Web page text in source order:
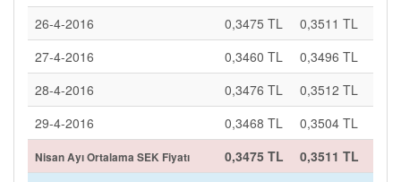
26-4-2016
0,3475 TL
0,3511 TL
27-4-2016
0,3460 TL
0,3496 TL
28-4-2016
0,3476 TL
0,3512 TL
29-4-2016
0,3468 TL 0,3504 TL
Nisan Ayı Ortalama SEK Fiyatı 0,3475 TL 0,3511 TL